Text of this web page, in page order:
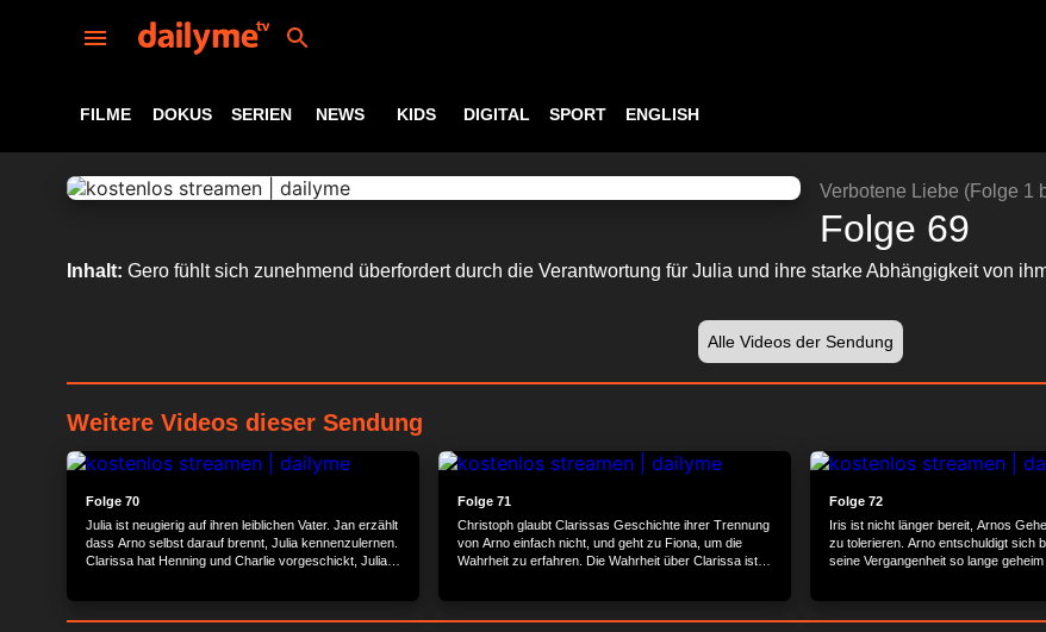
FILME DOKUS SERIEN NEWS KIDS DIGITAL SPORT ENGLISH
ABSPIELEN 24:13
Verbotene Liebe (Folge 1
Folge 69
Inhalt: Gero fühlt sich zunehmend überfordert durch die Verantwortung für Julia und ihre starke Abhängigkeit von
Alle Videos der Sendung
Weitere Videos dieser Sendung
Folge 70
Julia ist neugierig auf ihren leiblichen Vater. Jan erzählt
dass Arno selbst darauf brennt, Julia kennenzulernen.
Clarissa hat Henning und Charlie vorgeschickt, Julia
Folge 71
Christoph glaubt Clarissas Geschichte ihrer Trennung
von Arno einfach nicht, und geht zu Fiona, um die
Wahrheit zu erfahren. Die Wahrheit über Clarissa ist
Folge 72
Iris ist nicht länger bereit, Arnos
zu tolerieren. Arno entschuldigt sich
seine Vergangenheit so lange